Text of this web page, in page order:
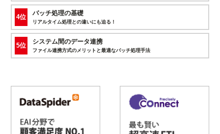
4位
バッチ処理の基礎
リアルタイム処理との違いにも迫る！
5位
システム間のデータ連携
ファイル連携方式のメリットと最適なバッチ処理手法